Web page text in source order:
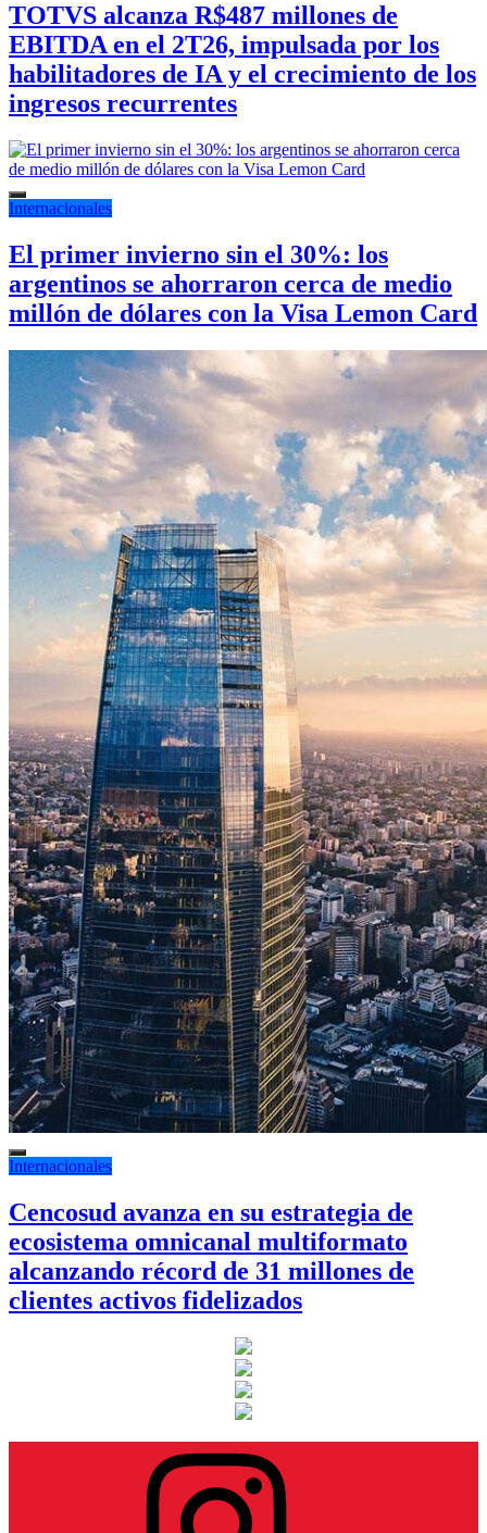
TOTVS alcanza R$487 millones de
EBITDA en el 2T26, impulsada por los
habilitadores de IA y el crecimiento de los
ingresos recurrentes
Internacionales
El primer invierno sin el 30%: los
argentinos se ahorraron cerca de medio
millón de dólares con la Visa Lemon Card
Internacionales
Cencosud avanza en su estrategia de
ecosistema omnicanal multiformato
alcanzando récord de 31 millones de
clientes activos fidelizados